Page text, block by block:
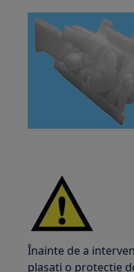
Înainte de a
plasați o protecție